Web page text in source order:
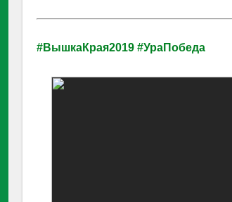
#ВышкаКрая2019 #УраПобеда